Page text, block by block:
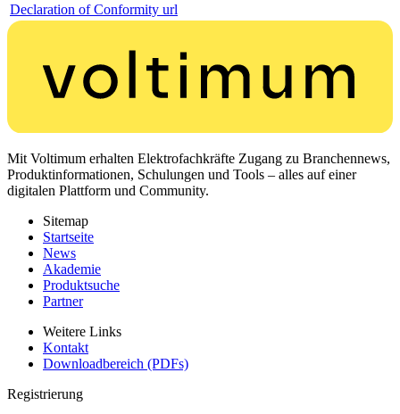
Declaration of Conformity url
Mit Voltimum erhalten Elektrofachkräfte Zugang zu Branchennews,
Produktinformationen, Schulungen und Tools – alles auf einer
digitalen Plattform und Community.
Sitemap
Startseite
News
Akademie
Produktsuche
Partner
Weitere Links
Kontakt
Downloadbereich (PDFs)
Registrierung